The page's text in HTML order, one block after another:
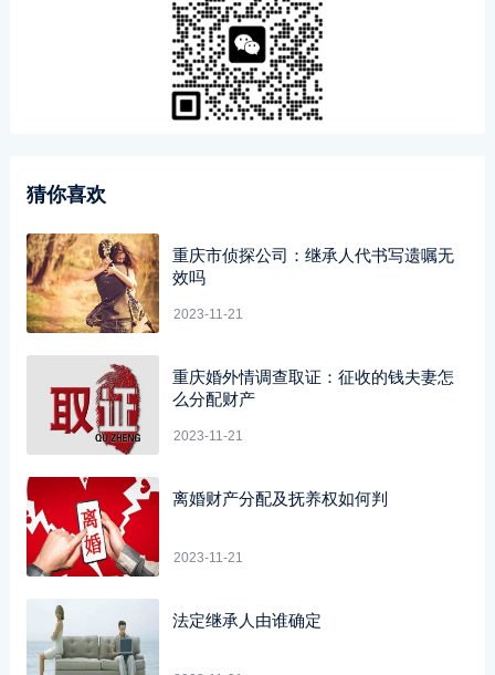
猜你喜欢
重庆市侦探公司：继承人代书写遗嘱无
效吗
2023-11-21
重庆婚外情调查取证：征收的钱夫妻怎
么分配财产
2023-11-21
离婚财产分配及抚养权如何判
2023-11-21
法定继承人由谁确定